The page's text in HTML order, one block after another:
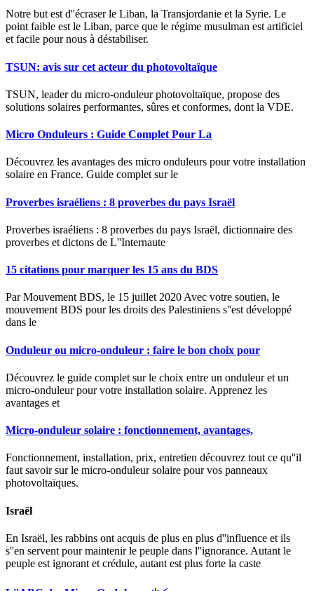
Notre but est d''écraser le Liban, la Transjordanie et la Syrie. Le
point faible est le Liban, parce que le régime musulman est artificiel
et facile pour nous à déstabiliser.
TSUN: avis sur cet acteur du photovoltaïque
TSUN, leader du micro-onduleur photovoltaïque, propose des
solutions solaires performantes, sûres et conformes, dont la VDE.
Micro Onduleurs : Guide Complet Pour La
Découvrez les avantages des micro onduleurs pour votre installation
solaire en France. Guide complet sur le
Proverbes israéliens : 8 proverbes du pays Israël
Proverbes israéliens : 8 proverbes du pays Israël, dictionnaire des
proverbes et dictons de L''Internaute
15 citations pour marquer les 15 ans du BDS
Par Mouvement BDS, le 15 juillet 2020 Avec votre soutien, le
mouvement BDS pour les droits des Palestiniens s''est développé
dans le
Onduleur ou micro-onduleur : faire le bon choix pour
Découvrez le guide complet sur le choix entre un onduleur et un
micro-onduleur pour votre installation solaire. Apprenez les
avantages et
Micro-onduleur solaire : fonctionnement, avantages,
Fonctionnement, installation, prix, entretien découvrez tout ce qu''il
faut savoir sur le micro-onduleur solaire pour vos panneaux
photovoltaïques.
Israël
En Israël, les rabbins ont acquis de plus en plus d''influence et ils
s''en servent pour maintenir le peuple dans l''ignorance. Autant le
peuple est ignorant et crédule, autant est plus forte la caste